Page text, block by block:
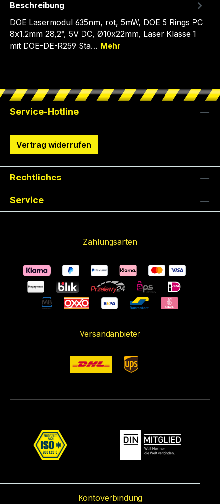
Beschreibung
DOE Lasermodul 635nm, rot, 5mW, DOE 5 Rings PC
8x1.2mm 28,2°, 5V DC, Ø10x22mm, Laser Klasse 1
mit DOE-DE-R259 Sta… Mehr
Service-Hotline
Vertrag widerrufen
Rechtliches
Service
Zahlungsarten
Versandanbieter
Kontoverbindung